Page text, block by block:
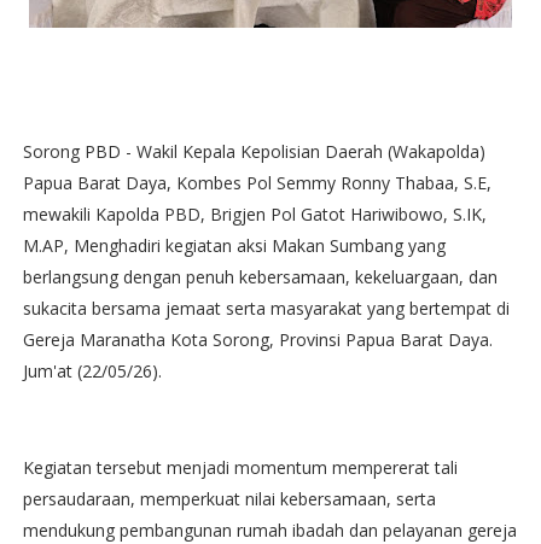
Sorong PBD - Wakil Kepala Kepolisian Daerah (Wakapolda)
Papua Barat Daya, Kombes Pol Semmy Ronny Thabaa, S.E,
mewakili Kapolda PBD, Brigjen Pol Gatot Hariwibowo, S.IK,
M.AP, Menghadiri kegiatan aksi Makan Sumbang yang
berlangsung dengan penuh kebersamaan, kekeluargaan, dan
sukacita bersama jemaat serta masyarakat yang bertempat di
Gereja Maranatha Kota Sorong, Provinsi Papua Barat Daya.
Jum'at (22/05/26).
Kegiatan tersebut menjadi momentum mempererat tali
persaudaraan, memperkuat nilai kebersamaan, serta
mendukung pembangunan rumah ibadah dan pelayanan gereja